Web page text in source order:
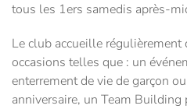
tous les 1ers samedis après-
Le club accueille
occasions telles que : un
enterrement de vie de garçon
anniversaire, un Team